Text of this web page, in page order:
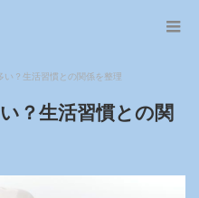
い？生活習慣との関係を整理
？生活習慣との関